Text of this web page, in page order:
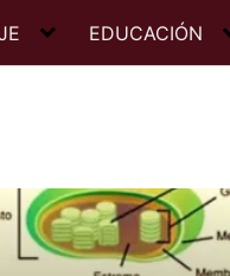
EDUCACIÓN